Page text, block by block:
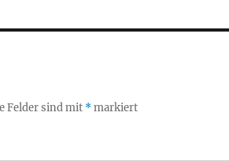
Felder sind mit *markiert